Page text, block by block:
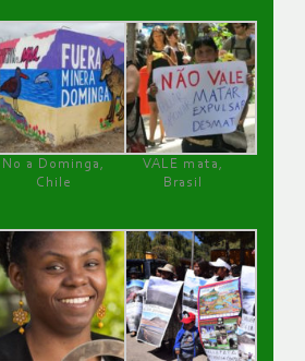
No a Dominga,
Chile
VALE mata,
Brasil